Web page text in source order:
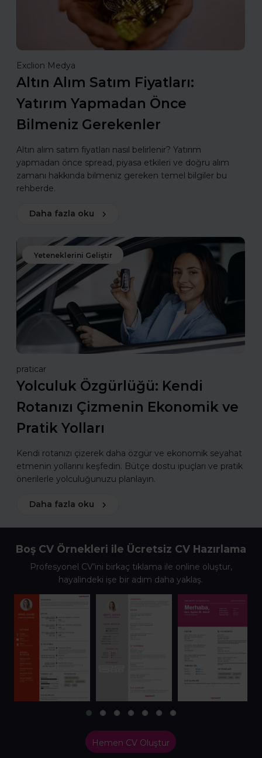
Exclion Medya
Altın Alım Satım Fiyatları:
Yatırım Yapmadan Önce
Bilmeniz Gerekenler
Altın alım satım fiyatları nasıl belirlenir? Yatırım
yapmadan önce spread, piyasa etkileri ve doğru alım
zamanı hakkında bilmeniz gereken temel bilgiler bu
rehberde.
Daha fazla oku
Yeteneklerini Geliştir
praticar
Yolculuk Özgürlüğü: Kendi
Rotanızı Çizmenin Ekonomik ve
Pratik Yolları
Kendi rotanızı çizerek daha özgür ve ekonomik seyahat
etmenin yollarını keşfedin. Bütçe dostu ipuçları ve pratik
önerilerle yolculuğunuzu planlayın.
Daha fazla oku
Boş CV Örnekleri ile Ücretsiz CV Hazırlama
Profesyonel CV’ini birkaç tıklama ile online oluştur,
hayalindeki işe bir adım daha yaklaş.
Hemen CV Oluştur